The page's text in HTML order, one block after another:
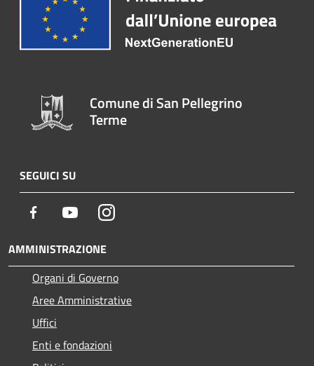
Comune di San Pellegrino
Terme
SEGUICI SU
Facebook YoutubeInstagram
AMMINISTRAZIONE
Organi di Governo
Aree Amministrative
Uffici
Enti e fondazioni